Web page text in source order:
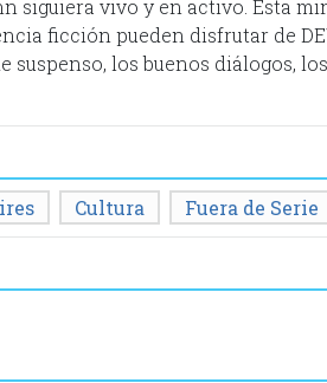
siguiera vivo y en activo. Esta
ficción pueden disfrutar de
suspenso, los buenos diálogos,
Cultura Fuera de Serie